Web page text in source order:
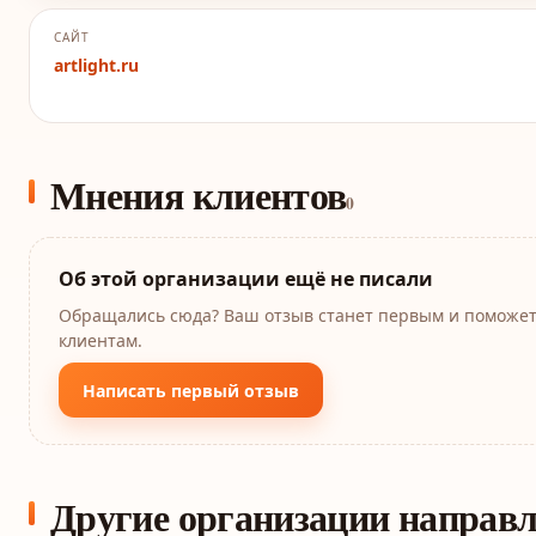
САЙТ
artlight.ru
Мнения клиентов0
Об этой организации ещё не писали
Обращались сюда? Ваш отзыв станет первым и
клиентам.
Написать первый отзыв
Другие организации